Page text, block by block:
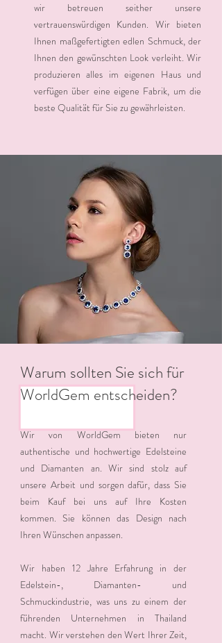
wir betreuen seither unsere
vertrauenswürdigen Kunden. Wir bieten
Ihnen maßgefertigten edlen Schmuck, der
Ihnen den gewünschten Look verleiht. Wir
produzieren alles im eigenen Haus und
verfügen über eine eigene Fabrik, um die
beste Qualität für Sie zu gewährleisten.
Warum sollten Sie sich für
WorldGem entscheiden?
Wir von WorldGem bieten nur
authentische und hochwertige Edelsteine
und Diamanten an. Wir sind stolz auf
unsere Arbeit und sorgen dafür, dass Sie
beim Kauf bei uns auf Ihre Kosten
kommen. Sie können das Design nach
Ihren Wünschen anpassen.
Wir haben 12 Jahre Erfahrung in der
Edelstein-, Diamanten- und
Schmuckindustrie, was uns zu einem der
führenden Unternehmen in Thailand
macht. Wir verstehen den Wert Ihrer Zeit,